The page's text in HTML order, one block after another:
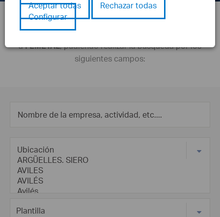
En este buscador podrás encontrar encontrar el
conjunto de empresas asociadas
aFEMETAL, pudiendo realizar la búsqueda por los
siguientes campos:
Aceptar todas
Rechazar todas
Configurar